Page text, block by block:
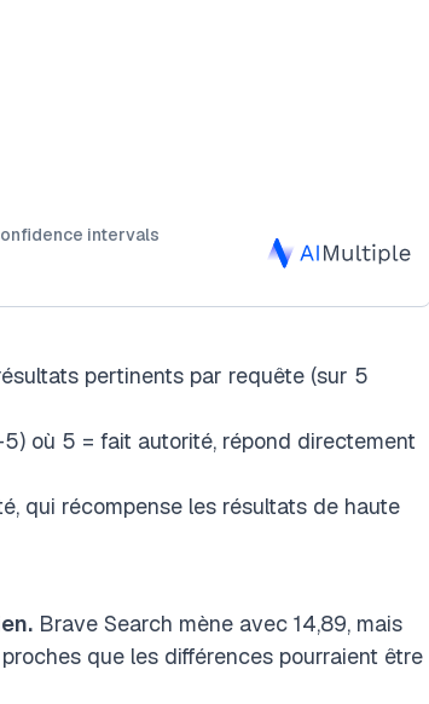
intervals
pertinents par requête (sur 5
où 5 = fait autorité, répond directement
qui récompense les résultats de haute
Brave Search mène avec 14,89, mais
que les différences pourraient être